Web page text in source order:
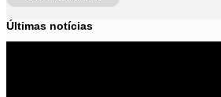
Últimas notícias